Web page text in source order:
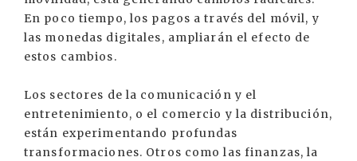
En poco tiempo, los pagos a través del móvil, y
las monedas digitales, ampliarán el efecto de
estos cambios.
Los sectores de la comunicación y el
entretenimiento, o el comercio y la distribución,
están experimentando profundas
transformaciones. Otros como las finanzas, la